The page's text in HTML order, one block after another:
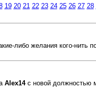
19 20 21 22 23 24 25 26 27 28
либо желания кого-нить
Alex14с новой должностью